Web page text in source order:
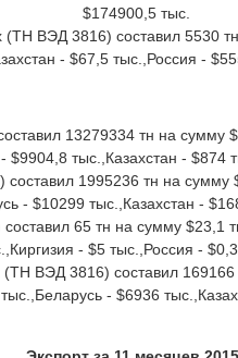
$174900,5 тыс.
(ТН ВЭД 3816) составил 5530
- $67,5 тыс.,Россия -
13279334 тн на сумму
тыс.,Казахстан - $874
1995236 тн на
- $10299 тыс.,Казахстан -
65 тн на сумму $23,1
- $5 тыс.,Россия -
ВЭД 3816) составил
- $6936